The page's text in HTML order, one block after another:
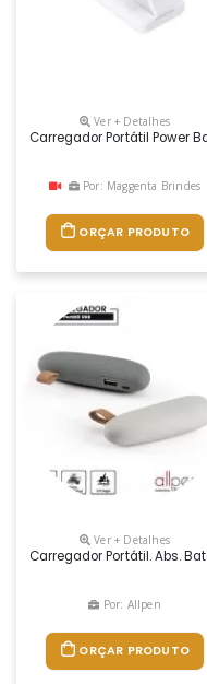
Ver + Detalhes
Carregador Portátil Power
Por: Maggenta Brindes
ORÇAR PRODUTO
Ver + Detalhes
Carregador Portátil. Abs.
Por: Allpen
ORÇAR PRODUTO